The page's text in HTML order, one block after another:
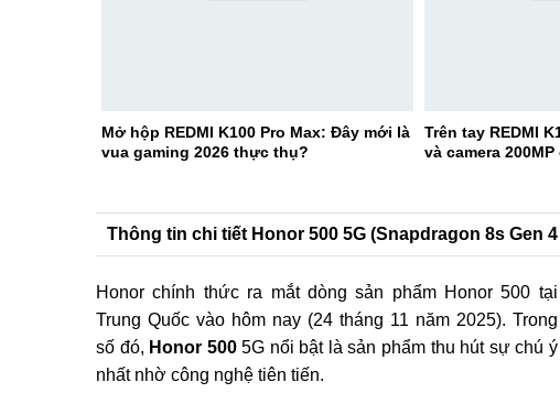
Mở hộp REDMI K100 Pro Max: Đây mới là
vua gaming 2026 thực thụ?
Trên tay REDMI
và camera
Thông tin chi tiết Honor 500 5G (Snapdragon 8s Gen
Honor chính thức ra mắt dòng sản phẩm Honor 500 tại
Trung Quốc vào hôm nay (24 tháng 11 năm 2025). Trong
số đó, Honor 5005G nổi bật là sản phẩm thu hút sự chú ý
nhất nhờ công nghệ tiên tiến.